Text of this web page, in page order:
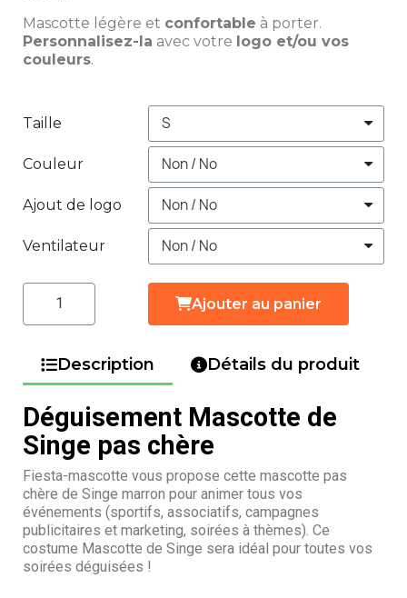
Mascotte légère et confortable à porter.
Personnalisez-la avec votre logo et/ou vos
couleurs.
Taille
Couleur
Ajout de logo
Ventilateur
Ajouter au panier
Description Détails du produit
Déguisement Mascotte de
Singe pas chère
Fiesta-mascotte vous propose cette mascotte pas
chère de Singe marron pour animer tous vos
événements (sportifs, associatifs, campagnes
publicitaires et marketing, soirées à thèmes). Ce
costume Mascotte de Singe sera idéal pour toutes vos
soirées déguisées !